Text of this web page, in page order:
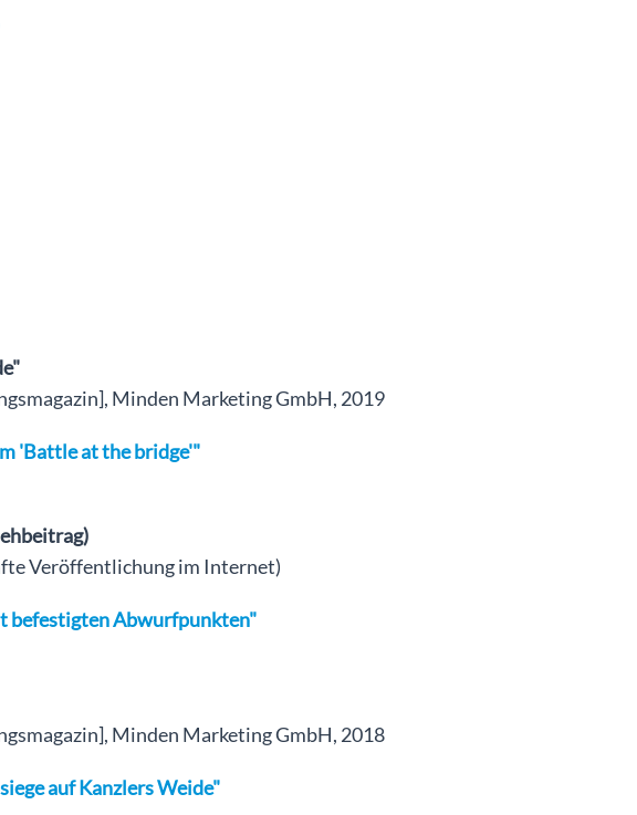
Minden Marketing GmbH, 2019
'Battle at the bridge'"
Veröffentlichung im Internet)
befestigten Abwurfpunkten"
Minden Marketing GmbH, 2018
auf Kanzlers Weide"